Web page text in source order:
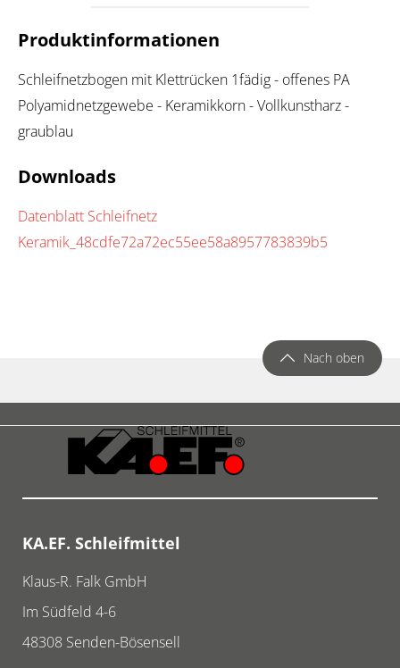
Produktinformationen
Schleifnetzbogen mit Klettrücken 1fädig - offenes PA
Polyamidnetzgewebe - Keramikkorn - Vollkunstharz -
graublau
Downloads
Datenblatt Schleifnetz
Keramik_48cdfe72a72ec55ee58a8957783839b5
Nach oben
KA.EF. Schleifmittel
Klaus-R. Falk GmbH
Im Südfeld 4-6
48308 Senden-Bösensell